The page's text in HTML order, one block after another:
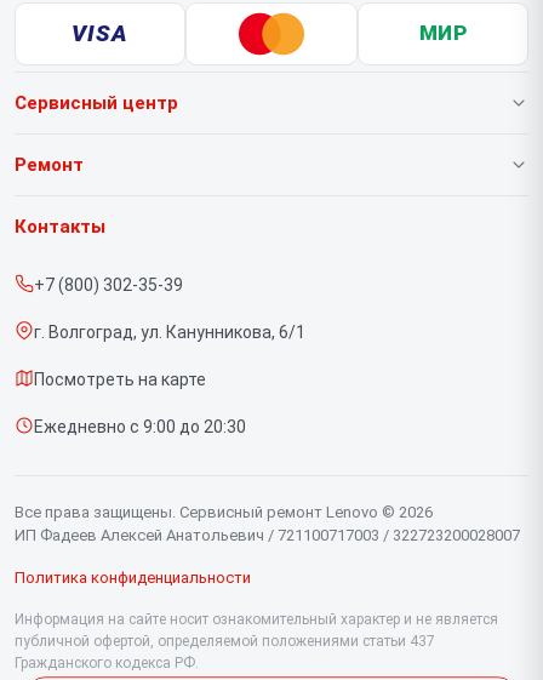
VISA МИР
Сервисный центр
О нашем сервисе
Срочный ремонт
Доставка и способы оплаты
Диагностика
Контакты
Ремонт
Ноутбуков
Контакты
+7 (800) 302-35-39
г. Волгоград, ул. Канунникова, 6/1
Посмотреть на карте
Ежедневно с 9:00 до 20:30
Все права защищены. Сервисный ремонт Lenovo © 2026
ИП Фадеев Алексей Анатольевич / 721100717003 / 322723200028007
Политика конфиденциальности
Информация на сайте носит ознакомительный характер и не является
публичной офертой, определяемой положениями статьи 437
Гражданского кодекса РФ.